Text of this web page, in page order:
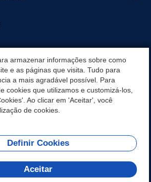
armazenar informações sobre como
e as páginas que visita. Tudo para
a mais agradável possível. Para
cookies que utilizamos e customizá-los,
Ao clicar em 'Aceitar', você
de cookies.
Definir Cookies
Aceitar